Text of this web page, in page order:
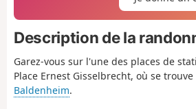
Description de la
Garez-vous sur l'une des places de
Place Ernest Gisselbrecht, où se
Baldenheim.